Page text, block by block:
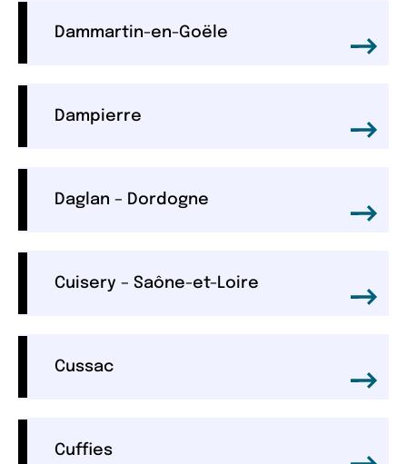
Dammartin-en-Goële
Dampierre
Daglan – Dordogne
Cuisery – Saône-et-Loire
Cussac
Cuffies